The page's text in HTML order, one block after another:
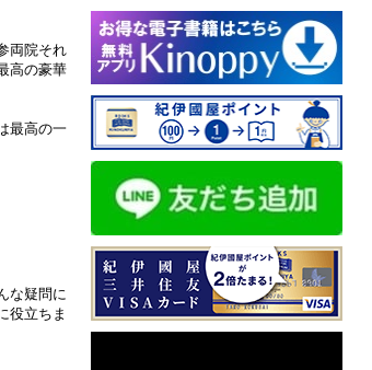
両院それ
高の豪華
最高の一
な疑問に
役立ちま